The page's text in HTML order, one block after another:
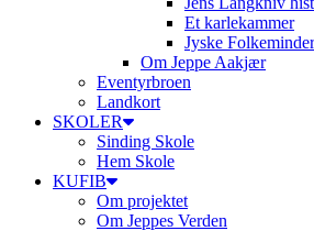
Et karlekammer
Jyske Folkeminder
Om Jeppe Aakjær
Eventyrbroen
Landkort
SKOLER
Sinding Skole
Hem Skole
KUFIB
Om projektet
Om Jeppes Verden